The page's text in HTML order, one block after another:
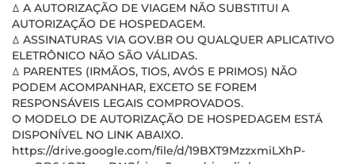
ꕔ A AUTORIZAÇÃO DE VIAGEM NÃO SUBSTITUI A
AUTORIZAÇÃO DE HOSPEDAGEM.
ꕔ ASSINATURAS VIA GOV.BR OU QUALQUER APLICATIVO
ELETRÔNICO NÃO SÃO VÁLIDAS.
ꕔ PARENTES (IRMÃOS, TIOS, AVÓS E PRIMOS) NÃO
PODEM ACOMPANHAR, EXCETO SE FOREM
RESPONSÁVEIS LEGAIS COMPROVADOS.
O MODELO DE AUTORIZAÇÃO DE HOSPEDAGEM ESTÁ
DISPONÍVEL NO LINK ABAIXO.
https://drive.google.com/file/d/19BXT9MzzxmiLXhP-